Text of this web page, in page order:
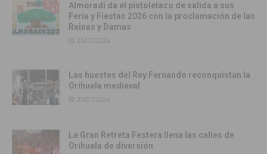
Almoradí da el pistoletazo de salida a sus
Feria y Fiestas 2026 con la proclamación de las
Reinas y Damas
25/07/2026
Las huestes del Rey Fernando reconquistan la
Orihuela medieval
25/07/2026
La Gran Retreta Festera llena las calles de
Orihuela de diversión